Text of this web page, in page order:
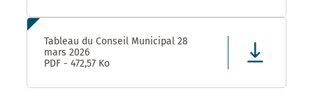
Tableau du Conseil Municipal 28
mars 2026
PDF - 472,57 Ko